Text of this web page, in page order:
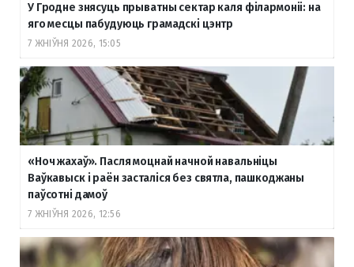
У Гродне знясуць прыватны сектар каля філармоніі: на
яго месцы пабудуюць грамадскі цэнтр
7 ЖНІЎНЯ 2026, 15:05
«Ноч жахаў». Пасля моцнай начной навальніцы
Ваўкавыск і раён засталіся без святла, пашкоджаны
паўсотні дамоў
7 ЖНІЎНЯ 2026, 12:56